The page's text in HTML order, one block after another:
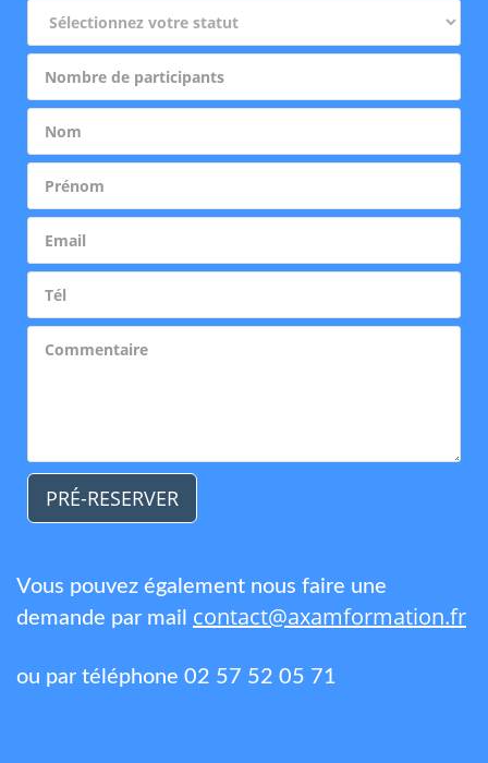
PRÉ-RESERVER
Vous pouvez également nous faire une
demande par mail contact@axamformation.fr
ou par téléphone 02 57 52 05 71